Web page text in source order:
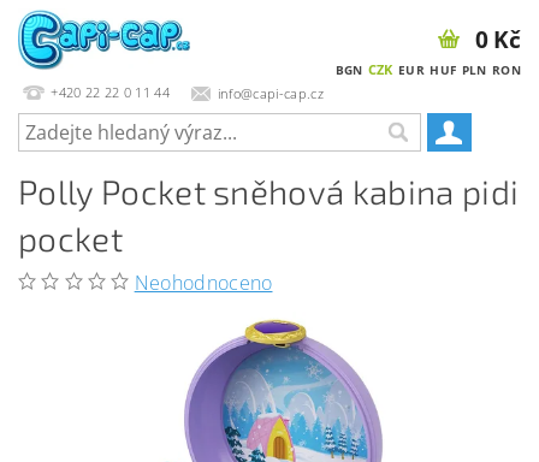
+420 22 22 0 11 44 info@capi-cap.cz
BGN CZK EUR HUF PLN RON
0 Kč
Polly Pocket sněhová kabina pidi
pocket
Neohodnoceno